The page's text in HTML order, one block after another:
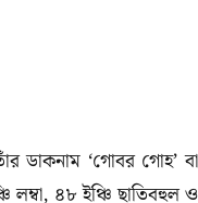
ডাকনাম ‘গোবর গোহ’ বা
লম্বা, ৪৮ ইঞ্চি ছাতিবহুল ও